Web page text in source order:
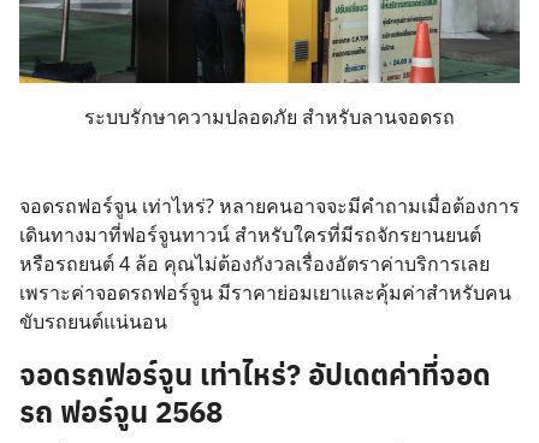
ระบบรักษาความปลอดภัย สำหรับลานจอดรถ
จอดรถฟอร์จูน เท่าไหร่? หลายคนอาจจะมีคำถามเมื่อต้องการ
เดินทางมาที่ฟอร์จูนทาวน์ สำหรับใครที่มีรถจักรยานยนต์
หรือรถยนต์ 4 ล้อ คุณไม่ต้องกังวลเรื่องอัตราค่าบริการเลย
เพราะค่าจอดรถฟอร์จูน มีราคาย่อมเยาและคุ้มค่าสำหรับคน
ขับรถยนต์แน่นอน
จอดรถฟอร์จูน เท่าไหร่? อัปเดตค่าที่จอด
รถ ฟอร์จูน 2568